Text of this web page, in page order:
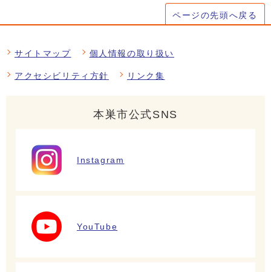
ページの先頭へ戻る
サイトマップ 個人情報の取り扱い
アクセシビリティ方針 リンク集
本巣市公式SNS
Instagram
YouTube